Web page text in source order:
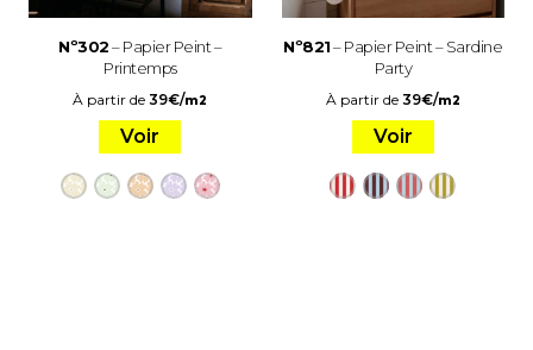
Nº302– Papier Peint –
Printemps
À partir de39€/m2
Voir
Nº821– Papier Peint – Sardine
Party
À partir de 39€/m2
Voir